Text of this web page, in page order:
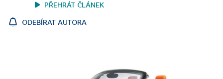
PŘEHRÁT ČLÁNEK
ODEBÍRAT AUTORA